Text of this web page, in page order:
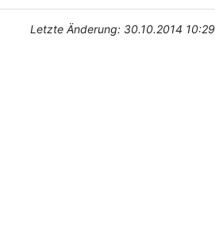
Letzte Änderung: 30.10.2014 10:29